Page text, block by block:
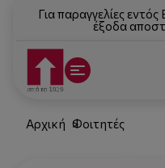
Για παραγγελίες
έξοδα
Αρχική Φοιτητές